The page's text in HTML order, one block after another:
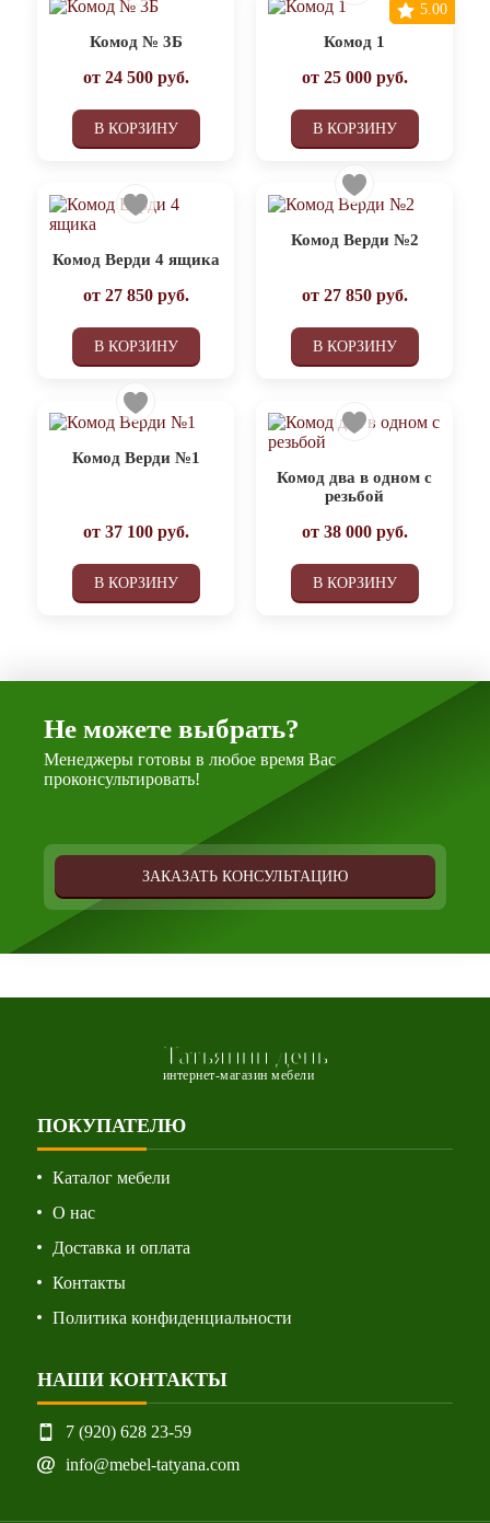
Комод № 3Б
от 24 500руб.
В КОРЗИНУ
Комод 1
от 25 000руб.
В КОРЗИНУ
5.00
Комод Верди 4 ящика
от 27 850руб.
В КОРЗИНУ
Комод Верди №2
от 27 850руб.
В КОРЗИНУ
Комод Верди №1
от 37 100руб.
В КОРЗИНУ
Комод два в одном с
резьбой
от 38 000руб.
В КОРЗИНУ
Не можете выбрать?
Менеджеры готовы в любое время Вас
проконсультировать!
ЗАКАЗАТЬ КОНСУЛЬТАЦИЮ
Татьянин день
интернет-магазин мебели
ПОКУПАТЕЛЮ
Каталог мебели
О нас
Доставка и оплата
Контакты
Политика конфиденциальности
НАШИ КОНТАКТЫ
7 (920) 628 23-59
info@mebel-tatyana.com